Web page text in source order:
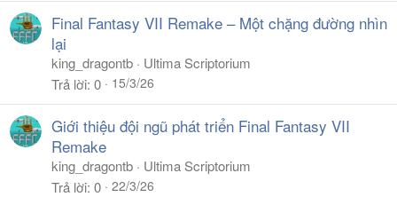
Final Fantasy VII Remake – Một chặng đường nhìn
lại
king_dragontb
Ultima Scriptorium
Trả lời 0 15/3/26
Giới thiệu đội ngũ phát triển Final Fantasy VII
Remake
king_dragontb
Ultima Scriptorium
Trả lời 0 22/3/26